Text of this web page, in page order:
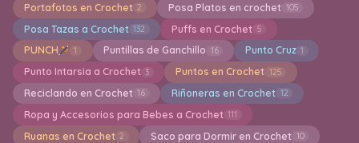
Portafotos en Crochet 2 Posa Platos en crochet 105
Posa Tazas a Crochet 132 Puffs en Crochet 5
PUNCH 1 Puntillas de Ganchillo 16 Punto Cruz 1
Punto Intarsia a Crochet 3 Puntos en Crochet 125
Reciclando en Crochet 16 Riñoneras en Crochet 12
Ropa y Accesorios para Bebes a Crochet 111
Ruanas en Crochet 2 Saco para Dormir en Crochet 10